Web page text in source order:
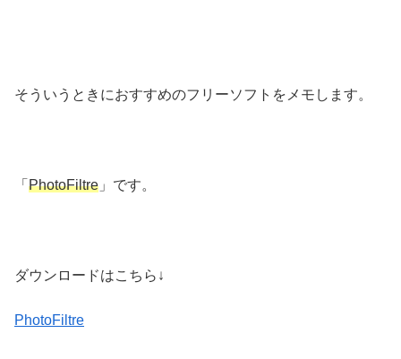
そういうときにおすすめのフリーソフトをメモします。
「 PhotoFiltre 」です。
ダウンロードはこちら↓
PhotoFiltre